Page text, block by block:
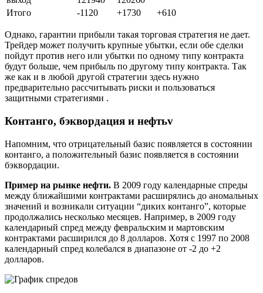
Итого
-1120 +1730 +610
Однако, гарантии прибыли такая торговая стратегия не дает.
Трейдер может получить крупные убытки, если обе сделки
пойдут против него или убытки по одному типу контракта
будут больше, чем прибыль по другому типу контракта. Так
же как и в любой другой стратегии здесь нужно
предварительно рассчитывать риски и пользоваться
защитными стратегиями .
Контанго, бэквордация и нефтьv
Напомним, что отрицательный базис появляется в состоянии
контанго, а положительный базис появляется в состоянии
бэквордации.
Пример на рынке нефти. В 2009 году календарные спреды
между ближайшими контрактами расширялись до аномальных
значений и возникали ситуации “диких контанго”, которые
продолжались несколько месяцев. Например, в 2009 году
календарный спред между февральским и мартовским
контрактами расширился до 8 долларов. Хотя с 1997 по 2008
календарный спред колебался в диапазоне от -2 до +2
долларов.